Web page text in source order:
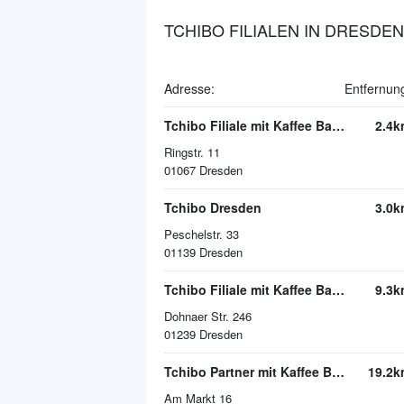
TCHIBO FILIALEN IN DRESDEN
Adresse:
Tchibo Filiale mit Kaffee Bar Dresden
Ringstr. 11
01067 Dresden
Tchibo Dresden
Peschelstr. 33
01139 Dresden
Tchibo Filiale mit Kaffee Bar Dresden
Dohnaer Str. 246
01239 Dresden
Tchibo Partner mit Kaffee Bar Pirna
Am Markt 16